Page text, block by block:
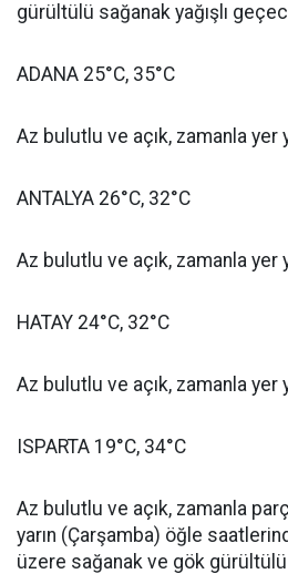
gürültülü sağanak yağışlı
ADANA 25°C, 35°C
Az bulutlu ve açık, zamanla yer
ANTALYA 26°C, 32°C
Az bulutlu ve açık, zamanla yer
HATAY 24°C, 32°C
Az bulutlu ve açık, zamanla yer
ISPARTA 19°C, 34°C
Az bulutlu ve açık, zamanla
yarın (Çarşamba) öğle
üzere sağanak ve gök gürültülü